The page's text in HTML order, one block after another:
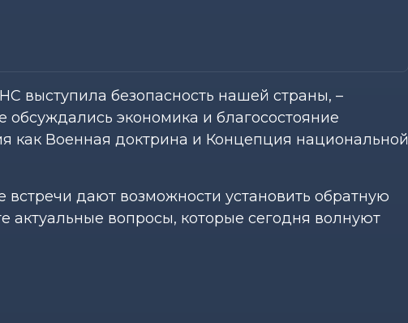
выступила безопасность нашей страны, –
обсуждались экономика и благосостояние
как Военная доктрина и Концепция национальной
дают возможности установить обратную
актуальные вопросы, которые сегодня волнуют